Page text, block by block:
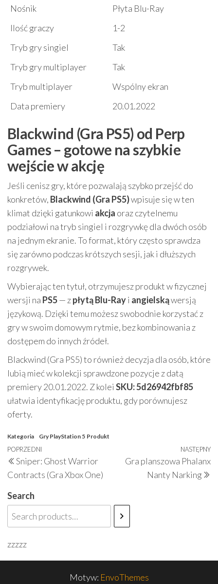
Nośnik
Płyta Blu-Ray
Ilość graczy
1-2
Tryb gry singiel
Tak
Tryb gry multiplayer
Tak
Tryb multiplayer
Wspólny ekran
Data premiery
20.01.2022
Blackwind (Gra PS5) od Perp
Games – gotowe na szybkie
wejście w akcję
Jeśli cenisz gry, które pozwalają szybko przejść do
konkretów, Blackwind (Gra PS5)wpisuje się w ten
klimat dzięki gatunkowi akcja oraz czytelnemu
podziałowi na tryb singiel i rozgrywkę dla dwóch osób
na jednym ekranie. To format, który często sprawdza
się zarówno podczas krótszych sesji, jak i dłuższych
rozgrywek.
Wybierając ten tytuł, otrzymujesz produkt w fizycznej
wersji na PS5— zpłytą Blu-Rayi angielskąwersją
językową. Dzięki temu możesz swobodnie korzystać z
gry w swoim domowym rytmie, bez kombinowania z
dostępem do innych źródeł.
Blackwind (Gra PS5) to również decyzja dla osób, które
lubią mieć w kolekcji sprawdzone pozycje z datą
premiery 20.01.2022. Z kolei SKU: 5d26942fbf85
ułatwia identyfikację produktu, gdy porównujesz
oferty.
Kategoria Gry PlayStation 5 Produkt
Nawigacja
wpisu
Poprzedni
wpis
POPRZEDNI
Sniper: Ghost Warrior
Contracts (Gra Xbox One)
NASTĘPNY
Gra planszowa Phalanx
Nanty Narking
Search
zzzzz
Motyw: EnvoThemes